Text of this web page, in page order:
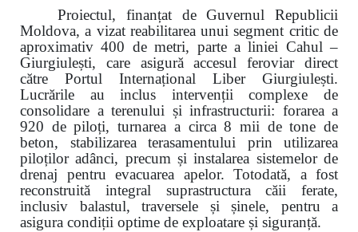
Proiectul, finanțat de Guvernul Republicii
Moldova, a vizat reabilitarea unui segment critic de
aproximativ 400 de metri, parte a liniei Cahul –
Giurgiulești, care asigură accesul feroviar direct
către Portul Internațional Liber Giurgiulești.
Lucrările au inclus intervenții complexe de
consolidare a terenului și infrastructurii: forarea a
920 de piloți, turnarea a circa 8 mii de tone de
beton, stabilizarea terasamentului prin utilizarea
piloților adânci, precum și instalarea sistemelor de
drenaj pentru evacuarea apelor. Totodată, a fost
reconstruită integral suprastructura căii ferate,
inclusiv balastul, traversele și șinele, pentru a
asigura condiții optime de exploatare și siguranță.